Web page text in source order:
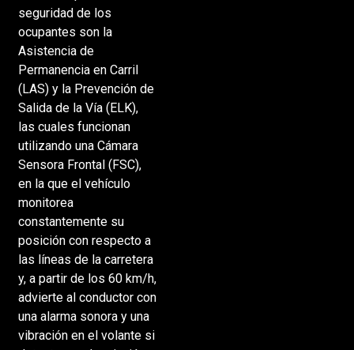
seguridad de los
ocupantes son la
Asistencia de
Permanencia en Carril
(LAS) y la Prevención de
Salida de la Vía (ELK),
las cuales funcionan
utilizando una Cámara
Sensora Frontal (FSC),
en la que el vehículo
monitorea
constantemente su
posición con respecto a
las líneas de la carretera
y, a partir de los 60 km/h,
advierte al conductor con
una alarma sonora y una
vibración en el volante si